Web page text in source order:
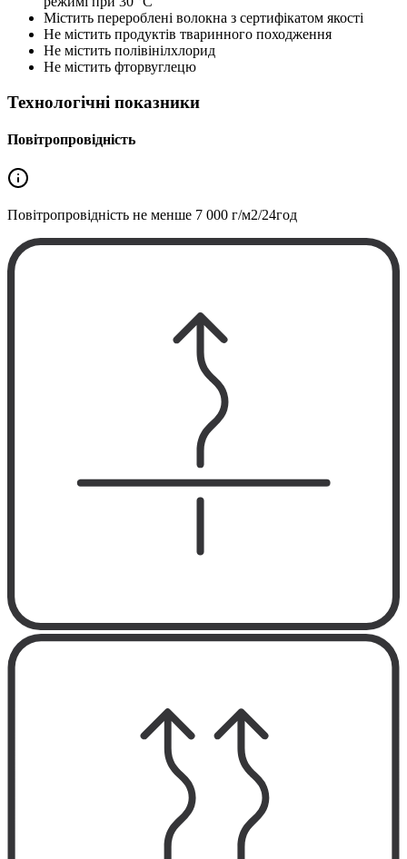
Містить перероблені волокна з сертифікатом якості
Не містить продуктів тваринного походження
Не містить полівінілхлорид
Не містить фторвуглецю
Технологічні показники
Повітропровідність
Повітропровідність не менше 7 000 г/м2/24год